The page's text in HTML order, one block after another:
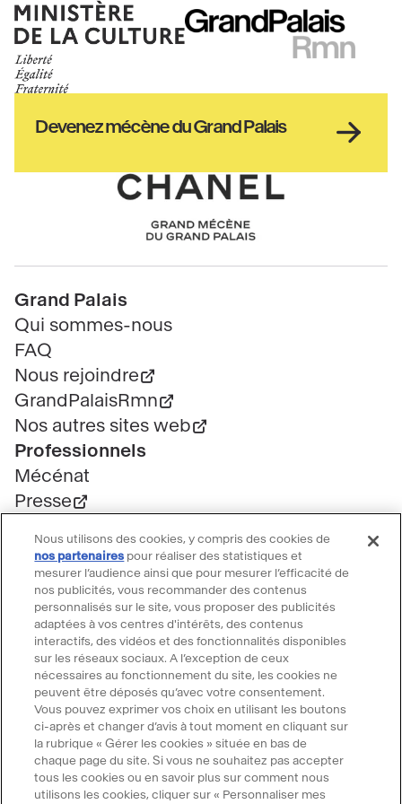
Ministère
de
la
Haut
de
Devenez mécène du Grand Palais
Chanel
Pied
de
page
Grand Palais
Qui sommes-nous
FAQ
Nous rejoindre
GrandPalaisRmn
Nos autres sites web
Professionnels
Mécénat
Presse
Location d'espaces
Billetterie
Billetterie groupe
Service client
FAQ Billetterie
CGV
Règlement de visite
Suivre le Grand Palais
Accéder
Accéder
au
Accéder
au
Accéder
au
Accéder
au
Nous utilisons des cookies, y compris des cookies de
nos partenaires pour réaliser des statistiques et
mesurer l’audience ainsi que pour mesurer l’efficacité de
nos publicités, vous recommander des contenus
personnalisés sur le site, vous proposer des publicités
adaptées à vos centres d'intérêts, des contenus
interactifs, des vidéos et des fonctionnalités disponibles
sur les réseaux sociaux. A l’exception de ceux
nécessaires au fonctionnement du site, les cookies ne
peuvent être déposés qu’avec votre consentement.
Vous pouvez exprimer vos choix en utilisant les boutons
ci-après et changer d’avis à tout moment en cliquant sur
la rubrique « Gérer les cookies » située en bas de
chaque page du site. Si vous ne souhaitez pas accepter
tous les cookies ou en savoir plus sur comment nous
utilisons les cookies, cliquer sur « Personnaliser mes